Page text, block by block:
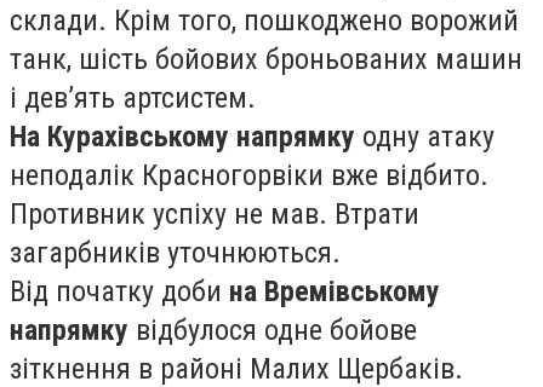
склади. Крім того, пошкоджено ворожий
танк, шість бойових броньованих машин
і девʼять артсистем.
На Курахівському напрямку одну атаку
неподалік Красногорвіки вже відбито.
Противник успіху не мав. Втрати
загарбників уточнюються.
Від початку доби на Времівському
напрямку відбулося одне бойове
зіткнення в районі Малих Щербаків.